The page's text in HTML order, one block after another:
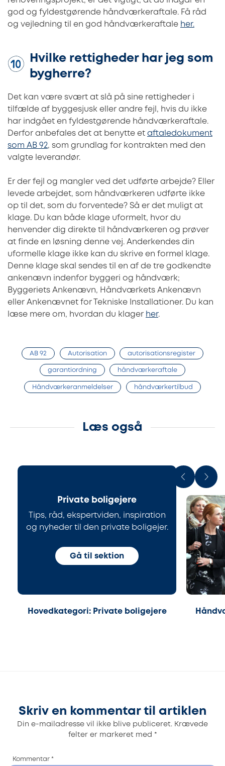
god og fyldestgørende håndværkeraftale. Få råd
og vejledning til en god håndværkeraftale her.
Hvilke rettigheder har jeg som
bygherre?
Det kan være svært at slå på sine rettigheder i
tilfælde af byggesjusk eller andre fejl, hvis du ikke
har indgået en fyldestgørende håndværkeraftale.
Derfor anbefales det at benytte et aftaledokument
som AB 92, som grundlag for kontrakten med den
valgte leverandør.
Er der fejl og mangler ved det udførte arbejde? Eller
levede arbejdet, som håndværkeren udførte ikke
op til det, som du forventede? Så er det muligt at
klage. Du kan både klage uformelt, hvor du
henvender dig direkte til håndværkeren og prøver
at finde en løsning denne vej. Anderkendes din
uformelle klage ikke kan du skrive en formel klage.
Denne klage skal sendes til en af de tre godkendte
ankenævn indenfor byggeri og håndværk;
Byggeriets Ankenævn, Håndværkets Ankenævn
eller Ankenævnet for Tekniske Installationer. Du kan
læse mere om, hvordan du klager her.
AB 92 Autorisation autorisationsregister
garantiordning håndværkeraftale
Håndværkeranmeldelser håndværkertilbud
Læs også
Private boligejere
Tips, råd, ekspertviden, inspiration
og nyheder til den private boligejer.
Gå til sektion
Hovedkategori: Private boligejere
Skriv en kommentar til artiklen
Din e-mailadresse vil ikke blive publiceret. Krævede
felter er markeret med *
Kommentar *